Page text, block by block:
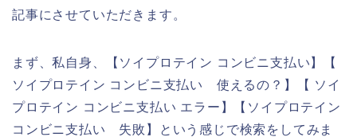
記事にさせていただきます。
まず、私自身、【ソイプロテイン コンビニ支払い】【
ソイプロテイン コンビニ支払い 使えるの？】【 ソイ
プロテイン コンビニ支払い エラー】【ソイプロテイン
コンビニ支払い 失敗】という感じで検索をしてみま